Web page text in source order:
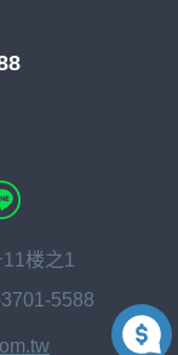
楼之1
5588